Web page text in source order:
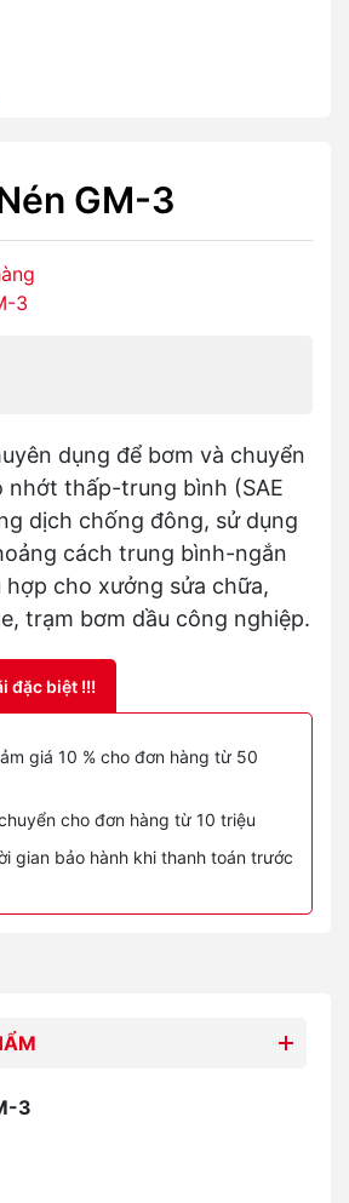
GM-3
3
dụng để bơm và chuyển
nhớt thấp-trung bình (SAE
dịch chống đông, sử dụng
cách trung bình-ngắn
hợp cho xưởng sửa chữa,
trạm bơm dầu công nghiệp.
đặc biệt !!!
giá 10 % cho đơn hàng từ 50
cho đơn hàng từ 10 triệu
gian bảo hành khi thanh toán trước
3